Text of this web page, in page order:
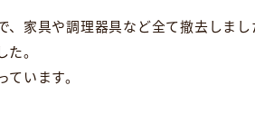
、家具や調理器具など全て撤去しま
。
います。